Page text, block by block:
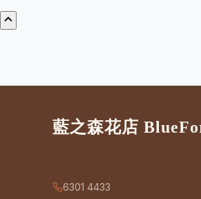
藍之森花店
6301 4433